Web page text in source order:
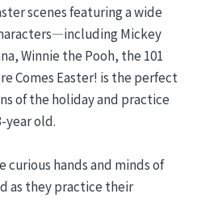
scenes featuring a wide
Mickey
Winnie the Pooh, the 101
Comes Easter! is the perfect
of the holiday and practice
year old.
curious hands and minds of
as they practice their